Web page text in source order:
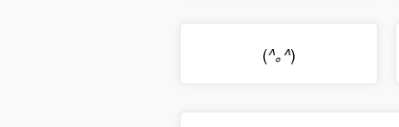
(^｡^)